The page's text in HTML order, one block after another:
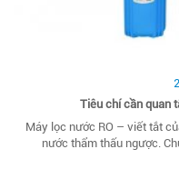
Tiêu chí cần quan
Máy lọc nước RO – viết tắt
nước thẩm thấu ngược.